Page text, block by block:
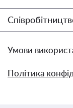
Умови
Політика